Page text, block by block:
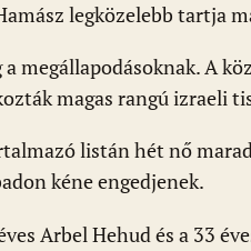
legközelebb tartja
megállapodásoknak. A
magas rangú izraeli
listán hét nő
kéne engedjenek.
Arbel Hehud és a 33